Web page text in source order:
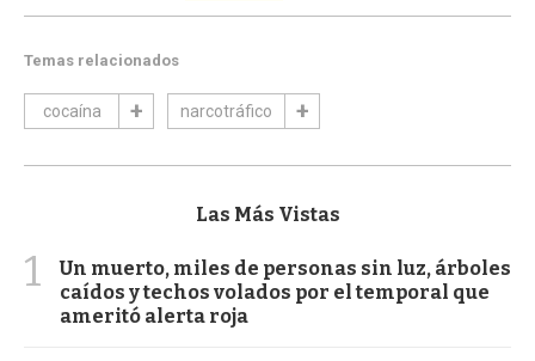
Temas relacionados
cocaína narcotráfico
Las Más Vistas
1
Un muerto, miles de personas sin luz, árboles
caídos y techos volados por el temporal que
ameritó alerta roja